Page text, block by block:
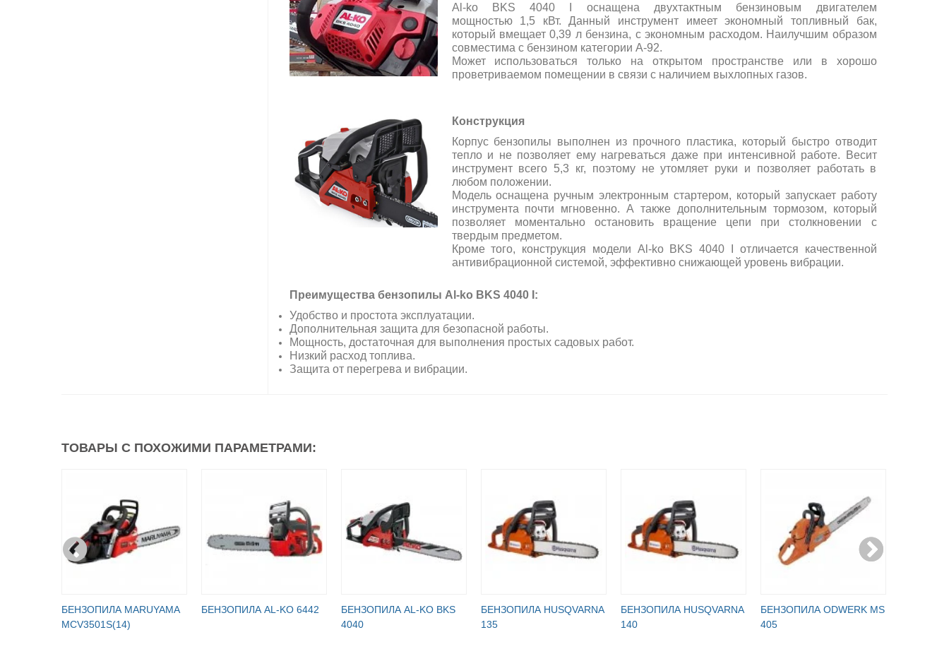
Al-ko
BKS 4040 I
оснащена двухтактным бензиновым двигателем
мощностью 1,5 кВт. Данный инструмент имеет экономный топливный бак,
который вмещает 0,39 л бензина, с экономным расходом. Наилучшим образом
совместима с бензином категории А-92.
Может использоваться только на открытом пространстве или в хорошо
проветриваемом помещении в связи с наличием выхлопных газов.
Конструкция
Корпус бензопилы выполнен из прочного пластика, который быстро отводит
тепло и не позволяет ему нагреваться даже при интенсивной работе. Весит
инструмент всего 5,3 кг, поэтому не утомляет руки и позволяет работать в
любом положении.
Модель оснащена ручным электронным стартером, который запускает работу
инструмента почти мгновенно. А также дополнительным тормозом, который
позволяет моментально остановить вращение цепи при столкновении с
твердым предметом.
Кроме того, конструкция модели Al-ko BKS 4040 I
отличается качественной
антивибрационной системой, эффективно снижающей уровень вибрации.
Преимущества бензопилы Al-ko BKS 4040 I :
Удобство и простота эксплуатации.
Дополнительная защита для безопасной работы.
Мощность, достаточная для выполнения простых садовых работ.
Низкий расход топлива.
Защита от перегрева и вибрации.
ТОВАРЫ С ПОХОЖИМИ ПАРАМЕТРАМИ:
БЕНЗОПИЛА MARUYAMA
MCV3501S(14)
БЕНЗОПИЛА AL-KO 6442
БЕНЗОПИЛА AL-KO BKS
4040
БЕНЗОПИЛА HUSQVARNA
135
БЕНЗОПИЛА HUSQVARNA
140
БЕНЗОПИЛА ODWERK MS
405